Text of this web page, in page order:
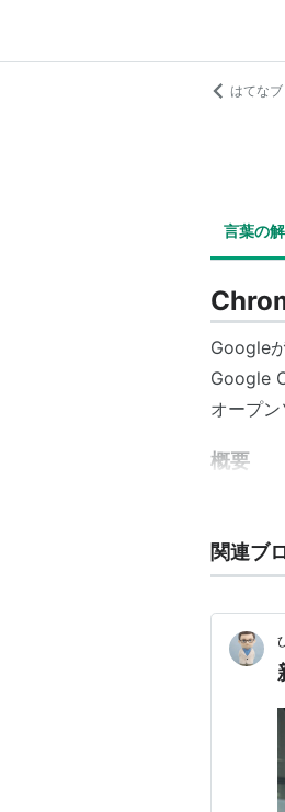
はてな
言葉の
Google
Google
オープン
概要
Web
2009年
「
主なシ
Ctrl
関連ブ